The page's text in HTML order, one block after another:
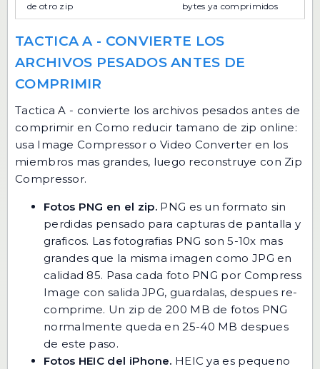
de otro zip
bytes ya comprimidos
TACTICA A - CONVIERTE LOS
ARCHIVOS PESADOS ANTES DE
COMPRIMIR
Tactica A - convierte los archivos pesados antes de
comprimir en Como reducir tamano de zip online:
usa Image Compressor o Video Converter en los
miembros mas grandes, luego reconstruye con Zip
Compressor.
Fotos PNG en el zip. PNG es un formato sin
perdidas pensado para capturas de pantalla y
graficos. Las fotografias PNG son 5-10x mas
grandes que la misma imagen como JPG en
calidad 85. Pasa cada foto PNG por Compress
Image con salida JPG, guardalas, despues re-
comprime. Un zip de 200 MB de fotos PNG
normalmente queda en 25-40 MB despues
de este paso.
Fotos HEIC del iPhone. HEIC ya es pequeno